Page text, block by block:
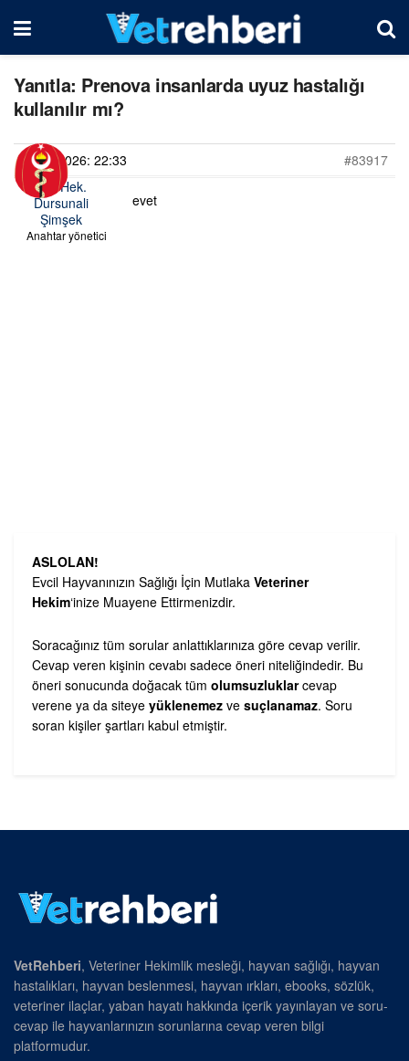
Yanıtla: Prenova insanlarda uyuz hastalığı
kullanılır mı?
08/06/2026: 22:33
#83917
Vet. Hek.
Dursunali
Şimşek
Anahtar yönetici
evet
ASLOLAN!
Evcil Hayvanınızın Sağlığı İçin Mutlaka Veteriner
Hekim‘inize Muayene Ettirmenizdir.
Soracağınız tüm sorular anlattıklarınıza göre cevap verilir.
Cevap veren kişinin cevabı sadece öneri niteliğindedir. Bu
öneri sonucunda doğacak tüm olumsuzluklarcevap
verene ya da siteye yüklenemez ve suçlanamaz. Soru
soran kişiler şartları kabul etmiştir.
VetRehberi, Veteriner Hekimlik mesleği, hayvan sağlığı, hayvan
hastalıkları, hayvan beslenmesi, hayvan ırkları, ebooks, sözlük,
veteriner ilaçlar, yaban hayatı hakkında içerik yayınlayan ve soru-
cevap ile hayvanlarınızın sorunlarına cevap veren bilgi
platformudur.